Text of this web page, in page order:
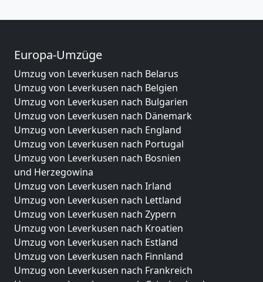
Europa-Umzüge
Umzug von Leverkusen nach Belarus
Umzug von Leverkusen nach Belgien
Umzug von Leverkusen nach Bulgarien
Umzug von Leverkusen nach Dänemark
Umzug von Leverkusen nach England
Umzug von Leverkusen nach Portugal
Umzug von Leverkusen nach Bosnien
und Herzegowina
Umzug von Leverkusen nach Irland
Umzug von Leverkusen nach Lettland
Umzug von Leverkusen nach Zypern
Umzug von Leverkusen nach Kroatien
Umzug von Leverkusen nach Estland
Umzug von Leverkusen nach Finnland
Umzug von Leverkusen nach Frankreich